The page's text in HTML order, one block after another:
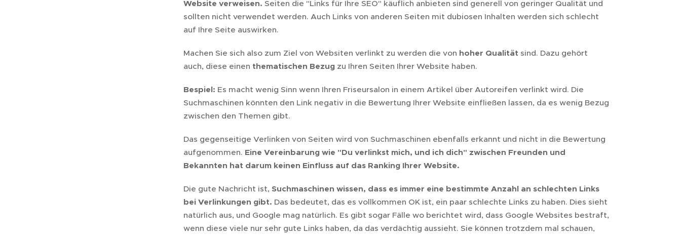
Website verweisen. Seiten die "Links für Ihre SEO" käuflich anbieten sind generell von geringer Qualität und
sollten nicht verwendet werden. Auch Links von anderen Seiten mit dubiosen Inhalten werden sich schlecht
auf Ihre Seite auswirken.
Machen Sie sich also zum Ziel von Websiten verlinkt zu werden die von hoher Qualität sind. Dazu gehört
auch, diese einen thematischen Bezug zu Ihren Seiten Ihrer Website haben.
Bespiel: Es macht wenig Sinn wenn Ihren Friseursalon in einem Artikel über Autoreifen verlinkt wird. Die
Suchmaschinen könnten den Link negativ in die Bewertung Ihrer Website einfließen lassen, da es wenig Bezug
zwischen den Themen gibt.
Das gegenseitige Verlinken von Seiten wird von Suchmaschinen ebenfalls erkannt und nicht in die Bewertung
aufgenommen. Eine Vereinbarung wie "Du verlinkst mich, und ich dich" zwischen Freunden und
Bekannten hat darum keinen Einfluss auf das Ranking Ihrer Website.
Die gute Nachricht ist, Suchmaschinen wissen, dass es immer eine bestimmte Anzahl an schlechten Links
bei Verlinkungen gibt. Das bedeutet, das es vollkommen OK ist, ein paar schlechte Links zu haben. Dies sieht
natürlich aus, und Google mag natürlich. Es gibt sogar Fälle wo berichtet wird, dass Google Websites bestraft,
wenn diese viele nur sehr gute Links haben, da das verdächtig aussieht. Sie können trotzdem mal schauen,